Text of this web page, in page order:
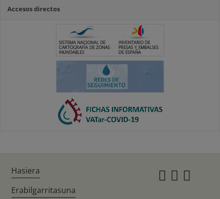
Accesos directos
Hasiera
Erabilgarritasuna